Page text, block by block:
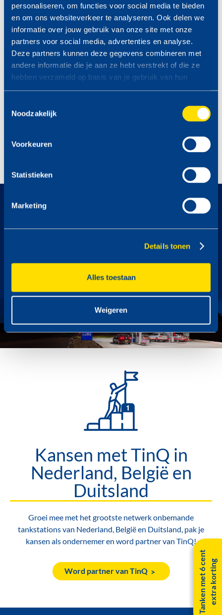
personaliseren, om functies voor social media te bieden
en om ons websiteverkeer te analyseren. Ook delen we
informatie over jouw gebruik van onze site met onze
partners voor social media, advertenties en analyse.
Deze partners kunnen deze gegevens combineren met
andere informatie die je aan ze hebt verstrekt of die ze
hebben verzameld op basis van je gebruik van hun
services.
Noodzakelijk
Voorkeuren
Statistieken
Marketing
Details tonen
Alles toestaan
Weigeren
Aansprakelijkheid:Brandstoffen en prijzen kunnen op elk
moment wijzigen zonder voorafgaande mededeling van TinQ
Nederland B.V. Alle prijzen zijn onder voorbehoud van
tekstfouten. Voor de gevolgen van tekstfouten wordt geen
aansprakelijkheid aanvaard. Bij tekstfouten is TinQ Nederland
B.V. niet verplicht het betreffende product of de betreffende
producten volgens de foutieve prijs/prijzen te leveren.
T
a
n
k
e
n
m
e
t
6
c
e
n
t
e
x
t
r
a
k
o
r
t
i
ng
337
locaties
Kansen met TinQ in
Nederland, België en
Duitsland
Groei mee met het grootste netwerk onbemande
tankstations van Nederland, België en Duitsland, pak je
kansen als ondernemer en word partner van TinQ!
Word partner van TinQ